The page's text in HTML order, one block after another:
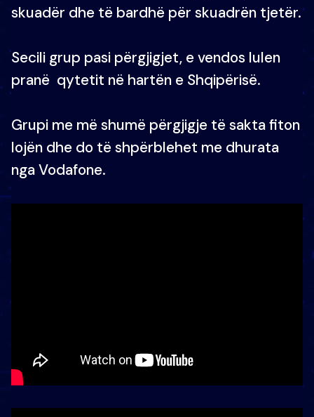
skuadër dhe të bardhë për skuadrën tjetër.
Secili grup pasi përgjigjet, e vendos lulen
pranë qytetit në hartën e Shqipërisë.
Grupi me më shumë përgjigje të sakta fiton
lojën dhe do të shpërblehet me dhurata
nga Vodafone.